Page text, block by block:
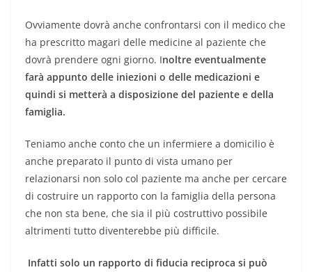
Ovviamente dovrà anche confrontarsi con il medico che
ha prescritto magari delle medicine al paziente che
dovrà prendere ogni giorno. Inoltre eventualmente
farà appunto delle iniezioni o delle medicazioni e
quindi si metterà a disposizione del paziente e della
famiglia.
Teniamo anche conto che un infermiere a domicilio è
anche preparato il punto di vista umano per
relazionarsi non solo col paziente ma anche per cercare
di costruire un rapporto con la famiglia della persona
che non sta bene, che sia il più costruttivo possibile
altrimenti tutto diventerebbe più difficile.
Infatti solo un rapporto di fiducia reciproca si può